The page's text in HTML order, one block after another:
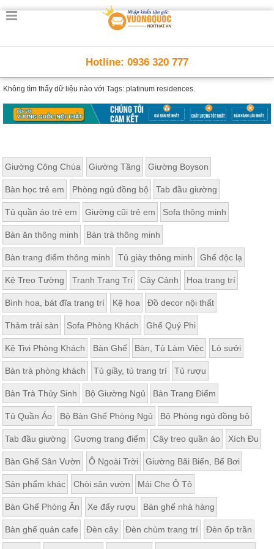
Hotline: 0936 320 777
Không tìm thấy dữ liệu nào với Tags: platinum residences.
Giường Công Chúa Giường Tầng Giường Boyson
Bàn học trẻ em Phòng ngủ đồng bộ Tab đầu giường
Tủ quần áo trẻ em Giường cũi trẻ em Sofa thông minh
Bàn ăn thông minh Bàn trà thông minh
Bàn trang điểm thông minh Tủ giày thông minh Ghế độc lạ
Kệ Treo Tường Tranh Trang Trí Cây Cảnh Hoa trang trí
Bình hoa, bát đĩa trang trí Kệ hoa Đồ decor nội thất
Thảm trải sàn Sofa Phòng Khách Ghế Quý Phi
Kệ Tivi Phòng Khách Bàn Ghế Bàn, Tủ Làm Việc Lò sưởi
Bàn trà phòng khách Tủ giầy, tủ trang trí Tủ rượu
Bàn Trà Thủy Sinh Bộ Giường Ngủ Bàn Trang Điểm
Tủ Quần Áo Bộ Bàn Ghế Phòng Ngủ Bộ Phòng ngủ đồng bộ
Tab đầu giường Gương trang điểm Cây treo quần áo Xích Đu
Bàn Ghế Sân Vườn Ô Ngoài Trời Giường Bãi Biển, Bể Bơi
Sản phẩm khác Chòi sân vườn Mái Che Ô Tô
Bàn Ghế Phòng Ăn Xe đẩy rượu Bàn ghế nhà hàng
Bàn ghế quán cafe Đèn cây Đèn chùm trang trí Đèn ốp trần